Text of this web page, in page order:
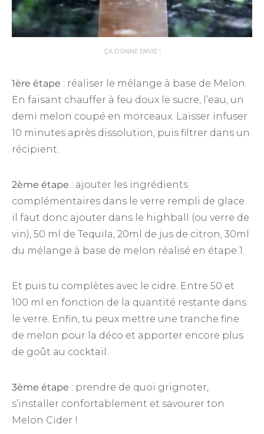
ÇA DONNE ENVIE !
1ère étape : réaliser le mélange à base de Melon.
En faisant chauffer à feu doux le sucre, l’eau, un
demi melon coupé en morceaux. Laisser infuser
10 minutes après dissolution, puis filtrer dans un
récipient.
2ème étape : ajouter les ingrédients
complémentaires dans le verre rempli de glace.
il faut donc ajouter dans le highball (ou verre de
vin), 50 ml de Tequila, 20ml de jus de citron, 30ml
du mélange à base de melon réalisé en étape 1.
Et puis tu complètes avec le cidre. Entre 50 et
100 ml en fonction de la quantité restante dans
le verre. Enfin, tu peux mettre une tranche fine
de melon pour la déco et apporter encore plus
de goût au cocktail.
3ème étape : prendre de quoi grignoter,
s’installer confortablement et savourer ton
Melon Cider !